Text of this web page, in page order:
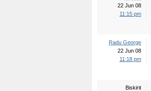
22 Jun 08
11:15 pm
Radu George
22 Jun 08
11:18 pm
Biskirit